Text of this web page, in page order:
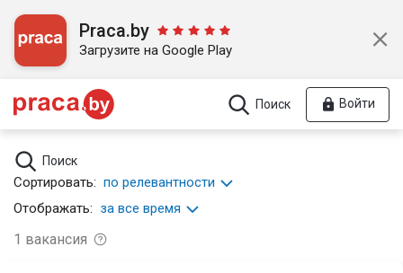
Praca.by
Загрузите на Google Play
Поиск Войти
Поиск
Сортировать: по релевантности
Отображать: за все время
1 вакансия